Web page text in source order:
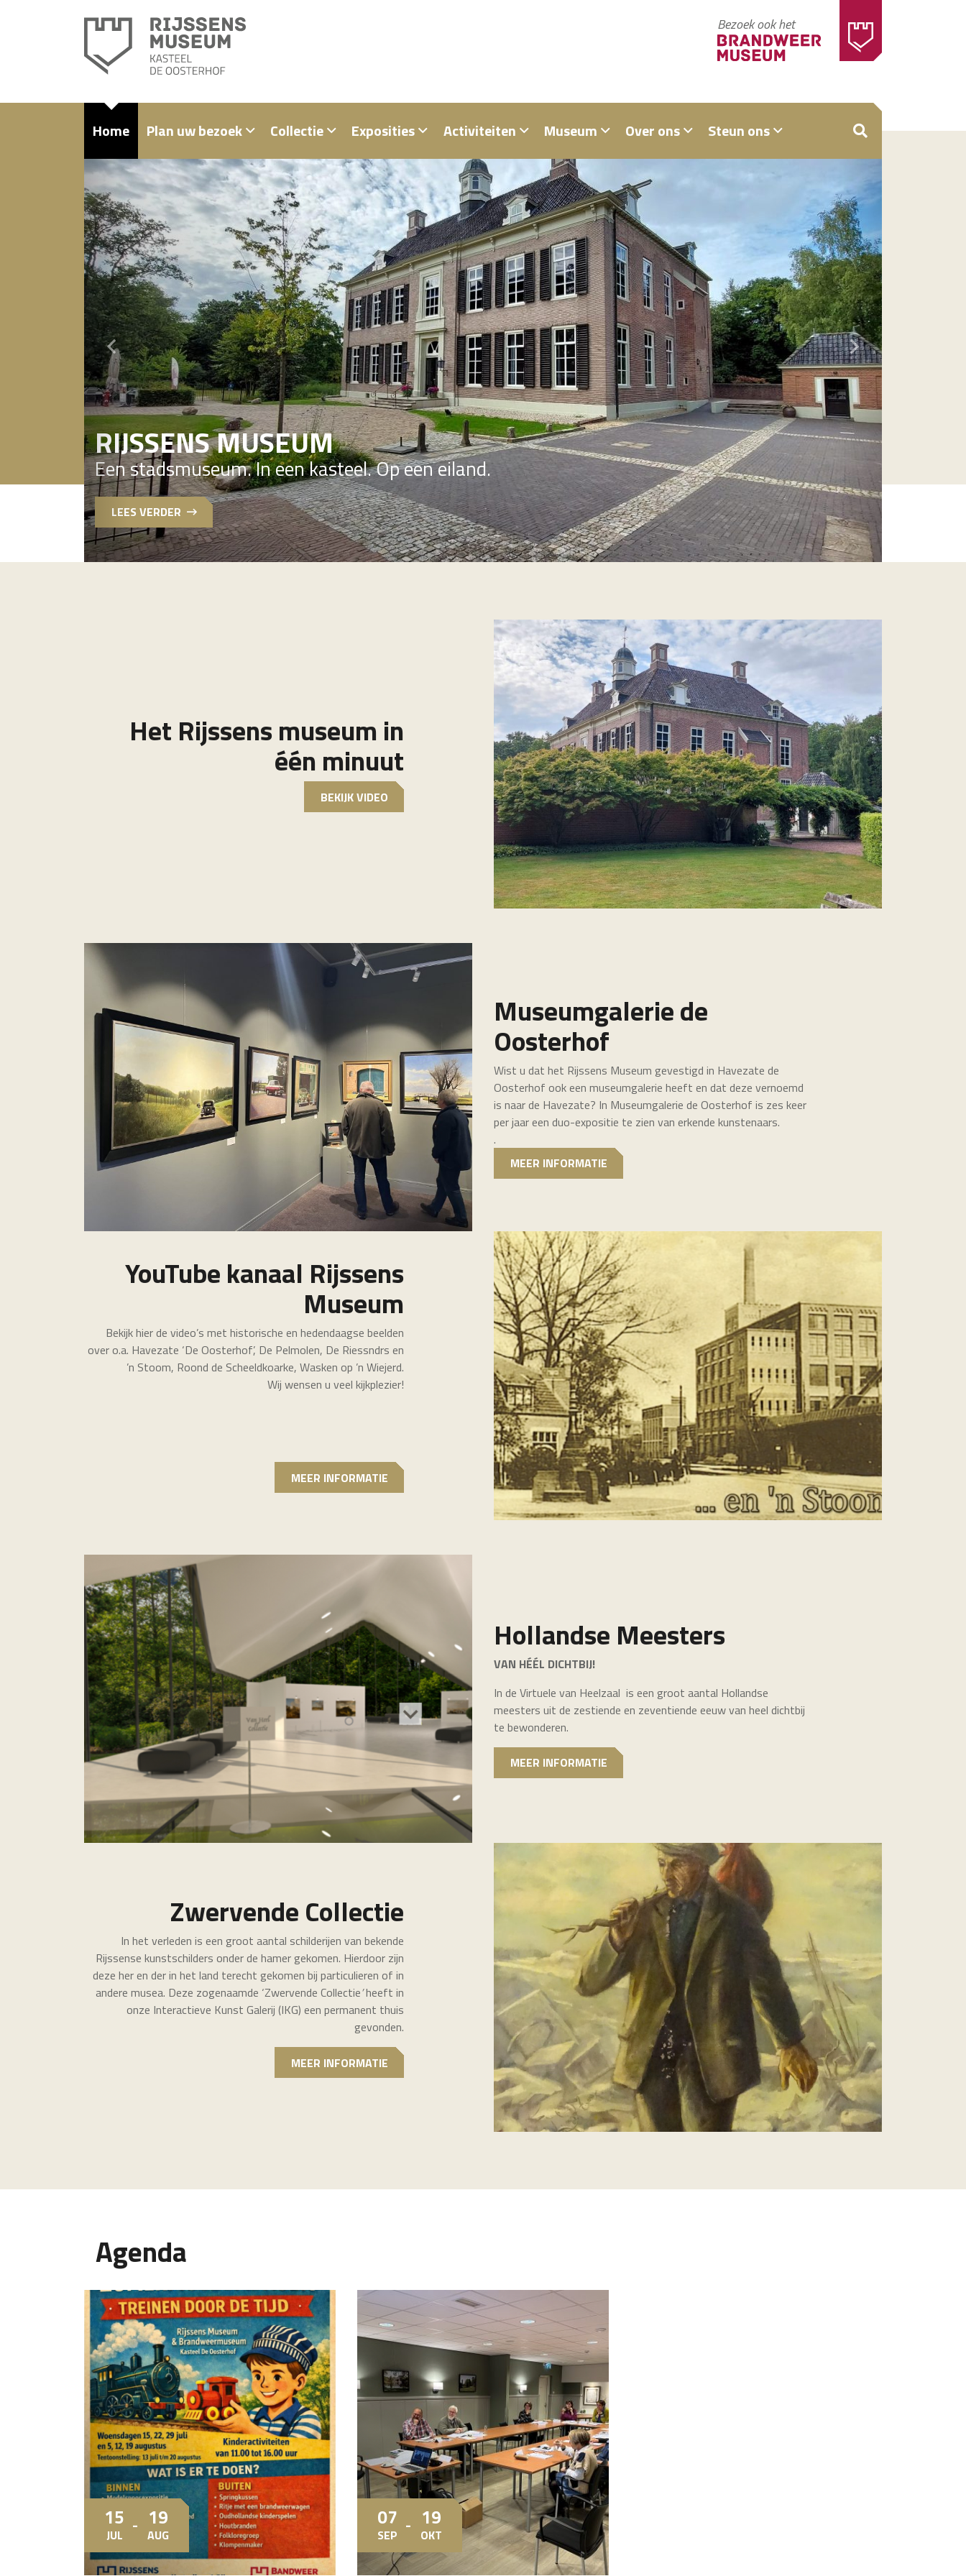
Bezoek ook het
Home Plan uw bezoek Collectie Exposities Activiteiten Museum Over ons Steun ons ZOEKEN
RIJSSENS MUSEUM
Een stadsmuseum. In een kasteel. Op een eiland.
LEES VERDER
Het Rijssens museum in
één minuut
BEKIJK VIDEO
Museumgalerie de
Oosterhof
Wist u dat het Rijssens Museum gevestigd in Havezate de
Oosterhof ook een museumgalerie heeft en dat deze vernoemd
is naar de Havezate? In Museumgalerie de Oosterhof is zes keer
per jaar een duo-expositie te zien van erkende kunstenaars.
.
MEER INFORMATIE
YouTube kanaal Rijssens
Museum
Bekijk hier de video’s met historische en hedendaagse beelden
over o.a. Havezate ‘De Oosterhof’, De Pelmolen, De Riessndrs en
’n Stoom, Roond de Scheeldkoarke, Wasken op ’n Wiejerd.
Wij wensen u veel kijkplezier!
MEER INFORMATIE
Hollandse Meesters
VAN HÉÉL DICHTBIJ!
In de Virtuele van Heelzaal is een groot aantal Hollandse
meesters uit de zestiende en zeventiende eeuw van heel dichtbij
te bewonderen.
MEER INFORMATIE
Zwervende Collectie
In het verleden is een groot aantal schilderijen van bekende
Rijssense kunstschilders onder de hamer gekomen. Hierdoor zijn
deze her en der in het land terecht gekomen bij particulieren of in
andere musea. Deze zogenaamde ‘Zwervende Collectie’heeft in
onze Interactieve Kunst Galerij (IKG) een permanent thuis
gevonden.
MEER INFORMATIE
Agenda
15
JUL
19
AUG
07
SEP
19
OKT